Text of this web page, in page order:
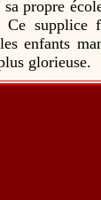
propre
Ce supplice
enfants
glorieuse.